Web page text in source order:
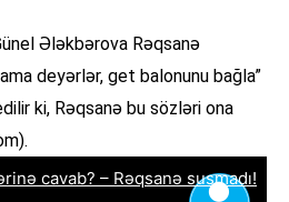
Ələkbərova Rəqsanə
deyərlər, get balonunu bağla”
ki, Rəqsanə bu sözləri ona